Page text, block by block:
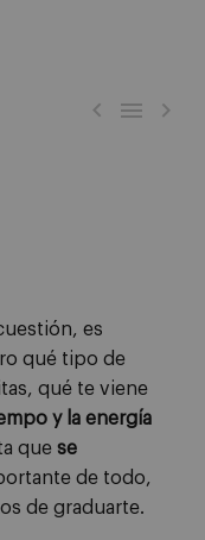
  
es
qué tipo de
qué te viene
y la energía
que se
de todo,
de graduarte.